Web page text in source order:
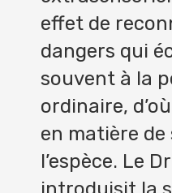
effet de
dangers qui
souvent à la
ordinaire,
en matière de
l’espèce. Le